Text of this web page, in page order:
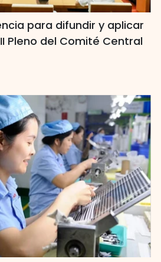
para difundir y aplicar
Pleno del Comité Central